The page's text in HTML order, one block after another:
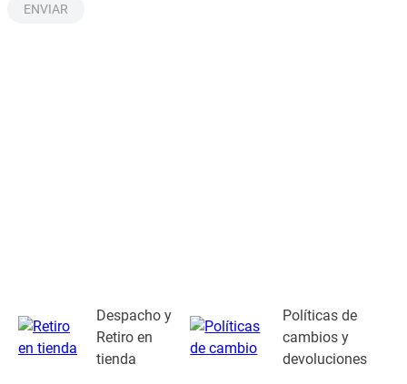
ENVIAR
Despacho y
Retiro en
tienda
Políticas de
cambios y
devoluciones